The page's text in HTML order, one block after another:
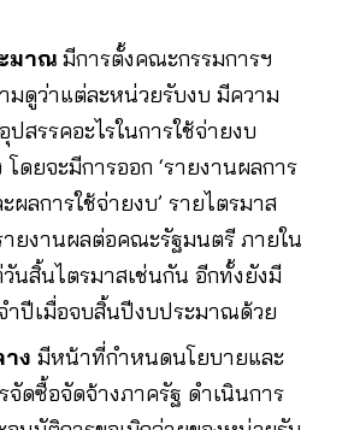
มาณมีการตั้งคณะกรรมการฯ
มดูว่าแต่ละหน่วยรับงบ มีความ
สรรคอะไรในการใช้จ่ายงบ
ดยจะมีการออก ‘รายงานผลการ
ลการใช้จ่ายงบ’ รายไตรมาส
ายงานผลต่อคณะรัฐมนตรี ภายใน
นสิ้นไตรมาสเช่นกัน อีกทั้งยังมี
ำปีเมื่อจบสิ้นปีงบประมาณด้วย
ง มีหน้าที่กำหนดนโยบายและ
จัดซื้อจัดจ้างภาครัฐ ดำเนินการ